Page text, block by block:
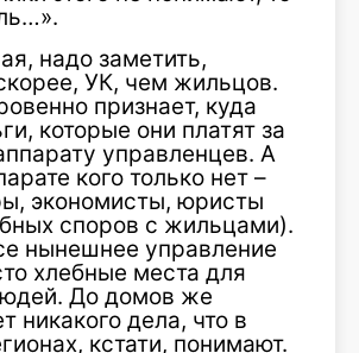
надо заметить,
УК, чем жильцов.
признает, куда
которые они платят за
управленцев. А
кого только нет –
экономисты, юристы
споров с жильцами).
нынешнее управление
хлебные места для
До домов же
никакого дела, что в
кстати, понимают.